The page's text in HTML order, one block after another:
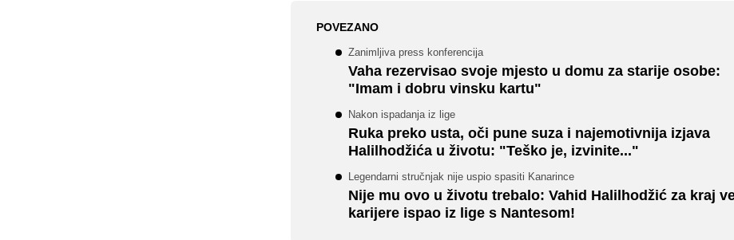
POVEZANO
Zanimljiva press konferencija
Vaha rezervisao svoje mjesto u domu za starije osobe:
"Imam i dobru vinsku kartu"
Nakon ispadanja iz lige
Ruka preko usta, oči pune suza i najemotivnija izjava
Halilhodžića u životu: "Teško je, izvinite..."
Legendarni stručnjak nije uspio spasiti Kanarince
Nije mu ovo u životu trebalo: Vahid Halilhodžić za kraj
karijere ispao iz lige s Nantesom!